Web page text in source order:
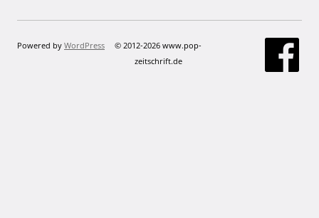
Powered by WordPress
© 2012-2026 www.pop-
zeitschrift.de